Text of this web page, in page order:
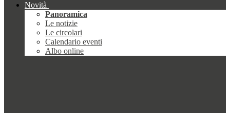
Novità
Panoramica
Le notizie
Le circolari
Calendario eventi
Albo online